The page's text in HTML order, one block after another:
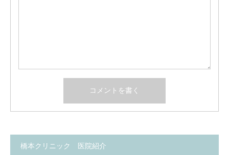
橋本クリニック 医院紹介